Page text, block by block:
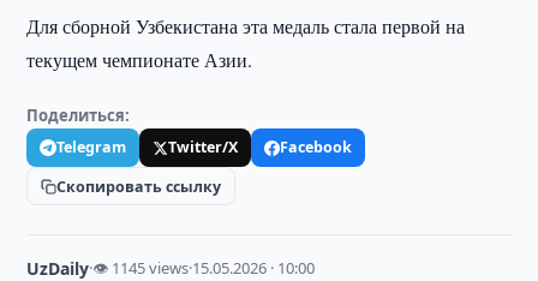
Для сборной Узбекистана эта медаль стала первой на
текущем чемпионате Азии.
Поделиться:
Telegram Twitter/X
Facebook
Скопировать ссылку
UzDaily·👁 1145 views·15.05.2026 · 10:00